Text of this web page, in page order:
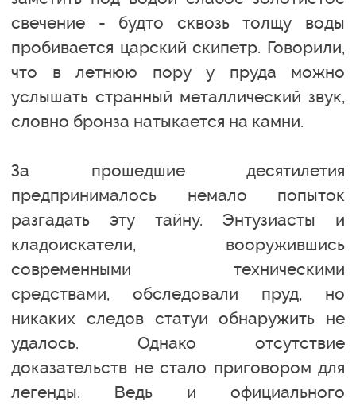
свечение - будто сквозь толщу воды
пробивается царский скипетр. Говорили,
что в летнюю пору у пруда можно
услышать странный металлический звук,
словно бронза натыкается на камни.
За прошедшие десятилетия
предпринималось немало попыток
разгадать эту тайну. Энтузиасты и
кладоискатели, вооружившись
современными техническими
средствами, обследовали пруд, но
никаких следов статуи обнаружить не
удалось. Однако отсутствие
доказательств не стало приговором для
легенды. Ведь и официального